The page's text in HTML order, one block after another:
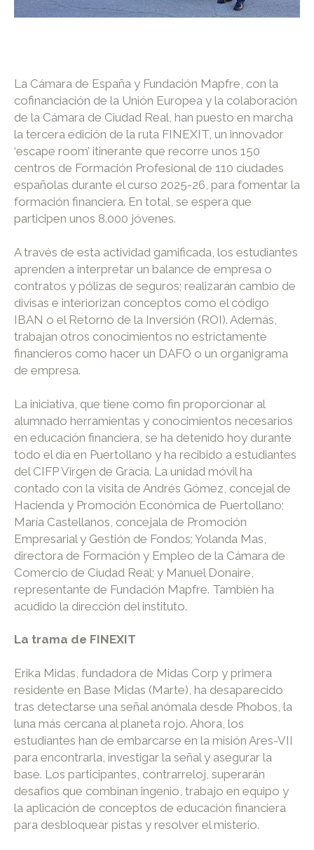
La Cámara de España y Fundación Mapfre, con la
cofinanciación de la Unión Europea y la colaboración
de la Cámara de Ciudad Real, han puesto en marcha
la tercera edición de la ruta FINEXIT, un innovador
‘escape room’ itinerante que recorre unos 150
centros de Formación Profesional de 110 ciudades
españolas durante el curso 2025-26, para fomentar la
formación financiera. En total, se espera que
participen unos 8.000 jóvenes.
A través de esta actividad gamificada, los estudiantes
aprenden a interpretar un balance de empresa o
contratos y pólizas de seguros; realizarán cambio de
divisas e interiorizan conceptos como el código
IBAN o el Retorno de la Inversión (ROI). Además,
trabajan otros conocimientos no estrictamente
financieros como hacer un DAFO o un organigrama
de empresa.
La iniciativa, que tiene como fin proporcionar al
alumnado herramientas y conocimientos necesarios
en educación financiera, se ha detenido hoy durante
todo el día en Puertollano y ha recibido a estudiantes
del CIFP Virgen de Gracia. La unidad móvil ha
contado con la visita de Andrés Gómez, concejal de
Hacienda y Promoción Económica de Puertollano;
María Castellanos, concejala de Promoción
Empresarial y Gestión de Fondos; Yolanda Mas,
directora de Formación y Empleo de la Cámara de
Comercio de Ciudad Real; y Manuel Donaire,
representante de Fundación Mapfre. También ha
acudido la dirección del instituto.
La trama de FINEXIT
Erika Midas, fundadora de Midas Corp y primera
residente en Base Midas (Marte), ha desaparecido
tras detectarse una señal anómala desde Phobos, la
luna más cercana al planeta rojo. Ahora, los
estudiantes han de embarcarse en la misión Ares-VII
para encontrarla, investigar la señal y asegurar la
base. Los participantes, contrarreloj, superarán
desafíos que combinan ingenio, trabajo en equipo y
la aplicación de conceptos de educación financiera
para desbloquear pistas y resolver el misterio.